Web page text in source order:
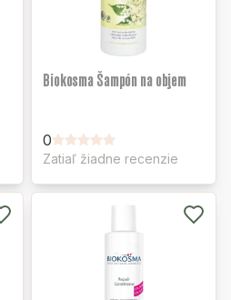
Biokosma Šampón na objem
0
Zatiaľ žiadne recenzie